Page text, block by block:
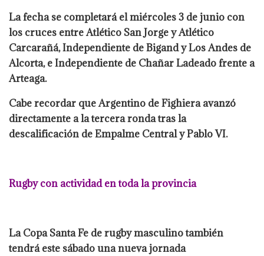
La fecha se completará el miércoles 3 de junio con
los cruces entre Atlético San Jorge y Atlético
Carcarañá, Independiente de Bigand y Los Andes de
Alcorta, e Independiente de Chañar Ladeado frente a
Arteaga.
Cabe recordar que Argentino de Fighiera avanzó
directamente a la tercera ronda tras la
descalificación de Empalme Central y Pablo VI.
Rugby con actividad en toda la provincia
La Copa Santa Fe de rugby masculino también
tendrá este sábado una nueva jornada